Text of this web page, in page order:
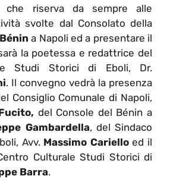
che riserva da sempre alle
svolte dal Consolato della
a Napoli ed a presentare il
la poetessa e redattrice del
Studi Storici di Eboli, Dr.
. Il convegno vedrà la presenza
Consiglio Comunale di Napoli,
del Console del Bénin a
Gambardella, del Sindaco
Avv. Massimo Carielloed il
Culturale Studi Storici di
Barra.